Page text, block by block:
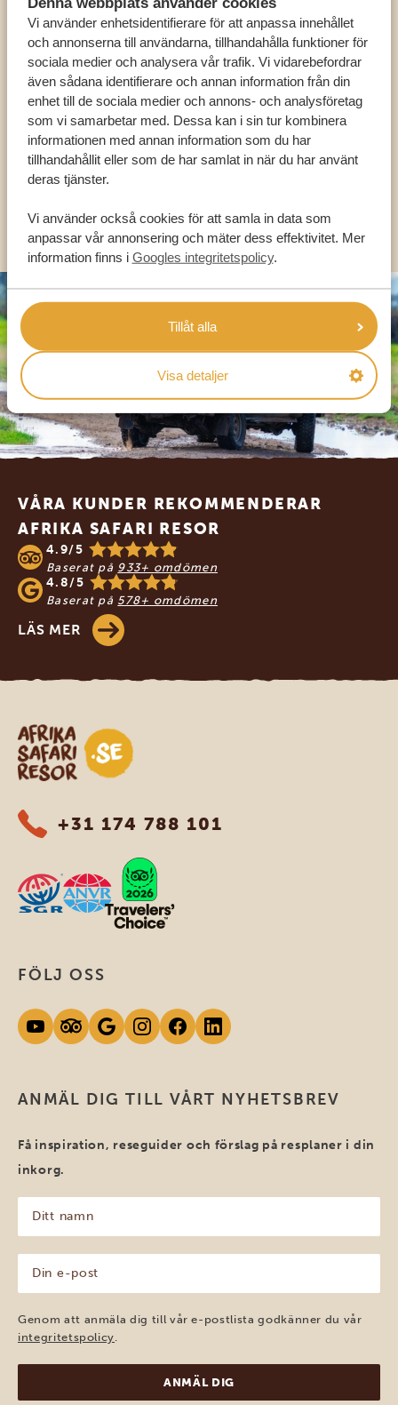
Vi använder enhetsidentifierare för att anpassa innehållet
och annonserna till användarna, tillhandahålla funktioner för
sociala medier och analysera vår trafik. Vi vidarebefordrar
även sådana identifierare och annan information från din
enhet till de sociala medier och annons- och analysföretag
som vi samarbetar med. Dessa kan i sin tur kombinera
informationen med annan information som du har
tillhandahållit eller som de har samlat in när du har använt
deras tjänster.
Vi använder också cookies för att samla in data som
anpassar vår annonsering och mäter dess effektivitet. Mer
information finns i Googles integritetspolicy.
Tillåt alla
Visa detaljer
Ring en av våra experter
VÅRA SPECIALISTER FINNS HÄR FÖR ATT
HJÄLPA DIG
SV:+31 174 788 101
OLIKA LÄNDER
Footer
VÅRA KUNDER REKOMMENDERAR
AFRIKA SAFARI RESOR
4.9/5
Baserat på 933+ omdömen
4.8/5
Baserat på 578+ omdömen
LÄS MER
Safari-resor i Afrika
+31 174 788 101
ANMÄL DIG TILL VÅRT NYHETSBREV
Få inspiration, reseguider och förslag på resplaner i din
inkorg.
namn
(Obligatoriskt)
post
(Obligatoriskt)
Genom att anmäla dig till vår e-postlista godkänner du vår
integritetspolicy
FÖLJ OSS